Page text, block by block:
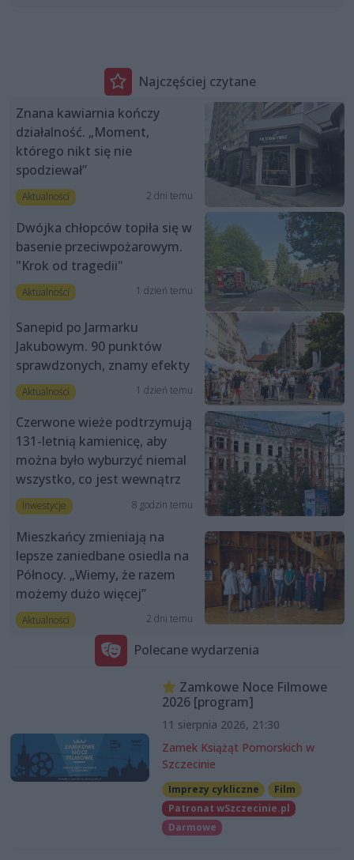
Najczęściej czytane
Znana kawiarnia kończy
działalność. „Moment,
którego nikt się nie
spodziewał”
Aktualności 2 dni temu
Dwójka chłopców topiła się w
basenie przeciwpożarowym.
"Krok od tragedii"
Aktualności 1 dzień temu
Sanepid po Jarmarku
Jakubowym. 90 punktów
sprawdzonych, znamy efekty
Aktualności 1 dzień temu
Czerwone wieże podtrzymują
131-letnią kamienicę, aby
można było wyburzyć niemal
wszystko, co jest wewnątrz
Inwestycje 8 godzin temu
Mieszkańcy zmieniają na
lepsze zaniedbane osiedla na
Północy. „Wiemy, że razem
możemy dużo więcej”
Aktualności 2 dni temu
Polecane wydarzenia
Zamkowe Noce Filmowe
2026 [program]
11 sierpnia 2026, 21:30
Zamek Książąt Pomorskich w
Szczecinie
Imprezy cykliczne
Film
Patronat wSzczecinie.pl
Darmowe